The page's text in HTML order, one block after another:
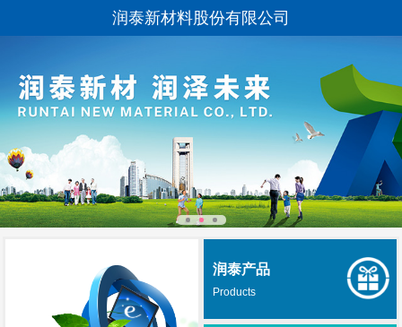
润泰新材料股份有限公司
润泰产品
Products